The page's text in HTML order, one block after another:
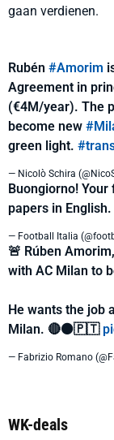
gaan verdienen.
Rubén #Amorim
Agreement in
(€4M/year). The
become new
green light.
— Nicolò Schira
Buongiorno!
papers in English.
— Football Italia
🚨 Rúben
with AC Milan to
He wants the job
Milan. 🔴⚫️🇵🇹
— Fabrizio Romano
WK-deals